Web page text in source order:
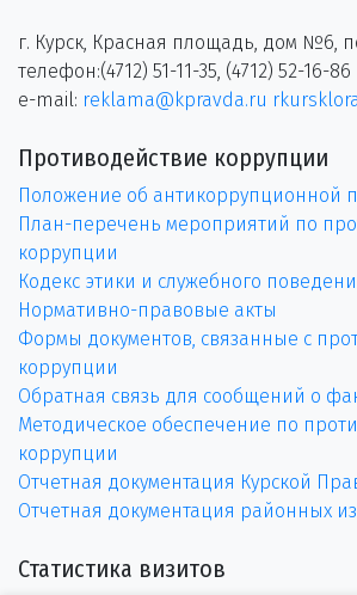
г. Курск, Красная площадь, дом №6,
телефон:(4712) 51-11-35, (4712) 52-16-86
e-mail: reklama@kpravda.ru
Противодействие коррупции
Положение об антикоррупционной
План-перечень мероприятий по
коррупции
Кодекс этики и служебного
Нормативно-правовые акты
Формы документов, связанные с
коррупции
Обратная связь для сообщений о
Методическое обеспечение по
коррупции
Отчетная документация Курской
Отчетная документация районных
Статистика визитов